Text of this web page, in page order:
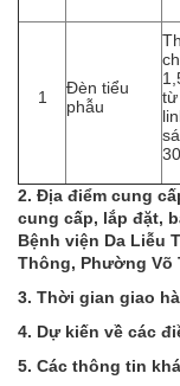
1
Đèn tiểu
phẫu
từ
2. Địa điểm cung
cung cấp, lắp đặt,
Bệnh viện Da Liễu
Thông, Phường Võ
3. Thời gian giao
4. Dự kiến về các
5. Các thông tin